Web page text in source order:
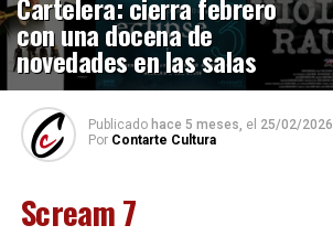
con una docena de
novedades en las salas
Publicado hace 5 meses, el 25/02/2026
Por Contarte Cultura
Scream 7